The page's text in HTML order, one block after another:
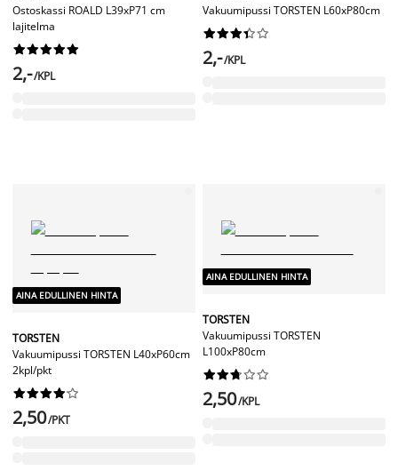
Ostoskassi ROALD L39xP71 cm
lajitelma






2,-/KPL
Vakuumipussi TORSTEN L60xP80cm






2,-/KPL
AINA EDULLINEN HINTA
TORSTEN
Vakuumipussi TORSTEN L40xP60cm
2kpl/pkt






2,50/PKT
AINA EDULLINEN HINTA
TORSTEN
Vakuumipussi TORSTEN
L100xP80cm






2,50/KPL